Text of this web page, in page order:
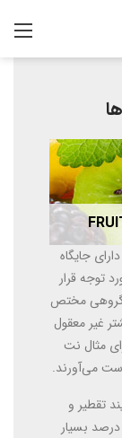
جایگاه
توجه قرار
گروهی مختص
غیر معقول
مثال نت
می‌آورند.
تقطیر و
بسیار